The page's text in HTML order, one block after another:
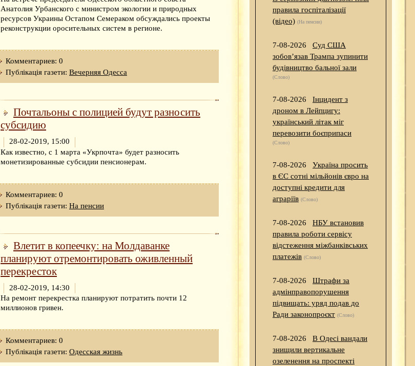
Анатолия Урбанского с министром экологии и природных
ресурсов Украины Остапом Семераком обсуждались проекты
реконструкции оросительных систем в регионе.
Комментариев: 0
Публікація газети: Вечерняя Одесса
Почтальоны с полицией будут разносить
субсидию
28-02-2019, 15:00
Как известно, с 1 марта «Укрпочта» будет разносить
монетизированные субсидии пенсионерам.
Комментариев: 0
Публікація газети: На пенсии
Влетит в копеечку: на Молдаванке
планируют отремонтировать оживленный
перекресток
28-02-2019, 14:30
На ремонт перекрестка планируют потратить почти 12
миллионов гривен.
Комментариев: 0
Публікація газети: Одесская жизнь
правила госпіталізації
(відео) (На пенсии)
7-08-2026
Суд США
зобов’язав Трампа зупинити
будівництво бальної зали
(Слово)
7-08-2026
Інцидент з
дроном в Лейпцигу:
український літак міг
перевозити боєприпаси
(Слово)
7-08-2026
Україна просить
в ЄС сотні мільйонів євро на
доступні кредити для
аграріїв (Слово)
7-08-2026
НБУ встановив
правила роботи сервісу
відстеження міжбанківських
платежів (Слово)
7-08-2026
Штрафи за
адмінправопорушення
підвищать: уряд подав до
Ради законопроєкт (Слово)
7-08-2026
В Одесі вандали
знищили вертикальне
озеленення на проспекті